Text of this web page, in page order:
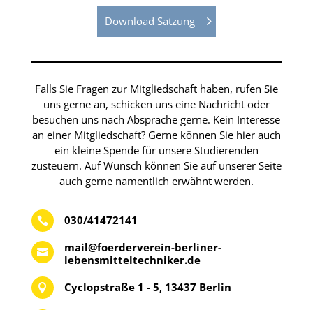
Download Satzung
Falls Sie Fragen zur Mitgliedschaft haben, rufen Sie
uns gerne an, schicken uns eine Nachricht oder
besuchen uns nach Absprache gerne. Kein Interesse
an einer Mitgliedschaft? Gerne können Sie hier auch
ein kleine Spende für unsere Studierenden
zusteuern. Auf Wunsch können Sie auf unserer Seite
auch gerne namentlich erwähnt werden.
 030/41472141

mail@foerderverein-berliner-
lebensmitteltechniker.de
 Cyclopstraße 1 - 5, 13437 Berlin